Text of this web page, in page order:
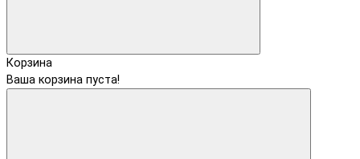
Корзина
Ваша корзина пуста!